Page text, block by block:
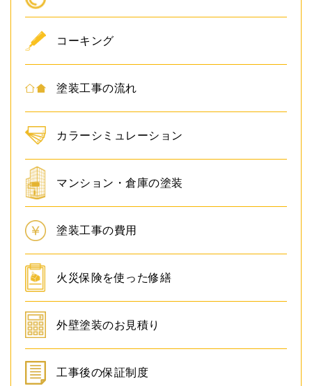
コーキング
塗装工事の流れ
カラーシミュレーション
マンション・倉庫の塗装
塗装工事の費用
火災保険を使った修繕
外壁塗装のお見積り
工事後の保証制度